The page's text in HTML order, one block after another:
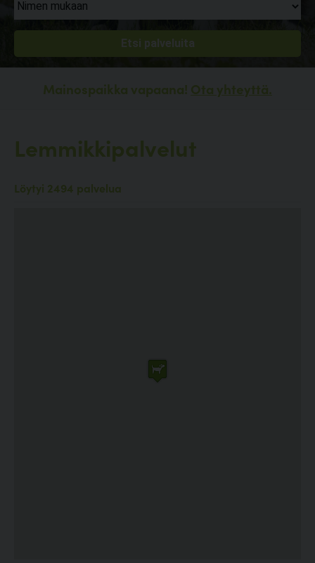
Mainospaikka vapaana! Ota yhteyttä.
Lemmikkipalvelut
Löytyi 2494 palvelua